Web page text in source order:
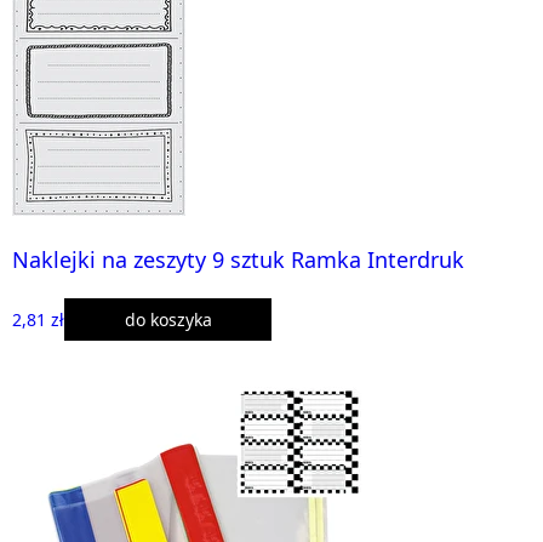
Naklejki na zeszyty 9 sztuk Ramka Interdruk
2,81 zł do koszyka